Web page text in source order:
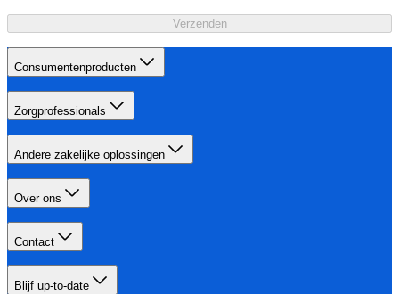
Verzenden
Consumentenproducten
Zorgprofessionals
Andere zakelijke oplossingen
Over ons
Contact
Blijf up-to-date